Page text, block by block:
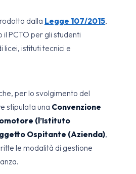
dalla Legge 107/2015,
PCTO per gli studenti
licei, istituti tecnici e
per lo svolgimento del
stipulata una Convenzione
(l’Istituto
Ospitante (Azienda),
le modalità di gestione